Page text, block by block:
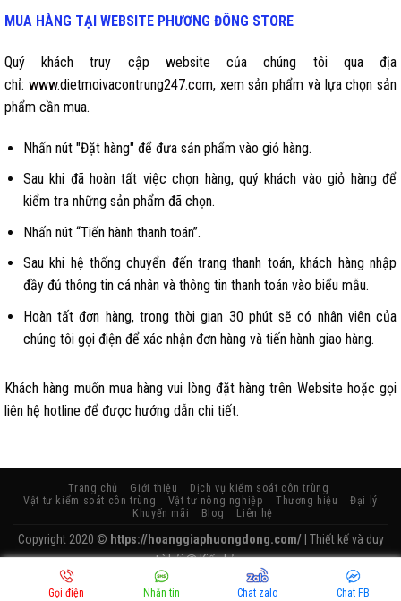
MUA HÀNG TẠI WEBSITE PHƯƠNG ĐÔNG STORE
Quý khách truy cập website của chúng tôi qua địa
chỉ: www.dietmoivacontrung247.com, xem sản phẩm và lựa chọn sản
phẩm cần mua.
Nhấn nút "Đặt hàng" để đưa sản phẩm vào giỏ hàng.
Sau khi đã hoàn tất việc chọn hàng, quý khách vào giỏ hàng để
kiểm tra những sản phẩm đã chọn.
Nhấn nút “Tiến hành thanh toán”.
Sau khi hệ thống chuyển đến trang thanh toán, khách hàng nhập
đầy đủ thông tin cá nhân và thông tin thanh toán vào biểu mẫu.
Hoàn tất đơn hàng, trong thời gian 30 phút sẽ có nhân viên của
chúng tôi gọi điện để xác nhận đơn hàng và tiến hành giao hàng.
Khách hàng muốn mua hàng vui lòng đặt hàng trên Website hoặc gọi
liên hệ hotline để được hướng dẫn chi tiết.
Trang chủ Giới thiệu
Dịch vụ kiểm soát côn trùng
Vật tư kiểm soát côn trùng
Vật tư nông nghiệp Thương hiệu
Đại lý
Khuyến mãi
Blog Liên hệ
Copyright 2020 © https://hoanggiaphuongdong.com/| Thiết kế và duy
trì bởi
Kiến Lửa.
Gọi điện Nhắn tin Chat zalo Chat FB